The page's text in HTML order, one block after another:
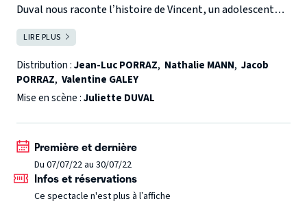
Duval nous raconte l’histoire de Vincent, un adolescent
ayant le syndrome autistique d’Asperger, exclu de son
école faute d’encadrement. Comment trouver sa place ?
Comment être pleinement soi-même ?Malgré ce que
chaque membre de la famille vit, elle tissera dans
l’humour et l’amour “son” univers tragique, drôle et
LIRE PLUS
Distribution :Jean-Luc PORRAZ, Nathalie MANN, Jacob
PORRAZ, Valentine GALEY
Mise en scène :Juliette DUVAL
Première et dernière
Du 07/07/22 au 30/07/22
Infos et réservations
Ce spectacle n'est plus à l’affiche